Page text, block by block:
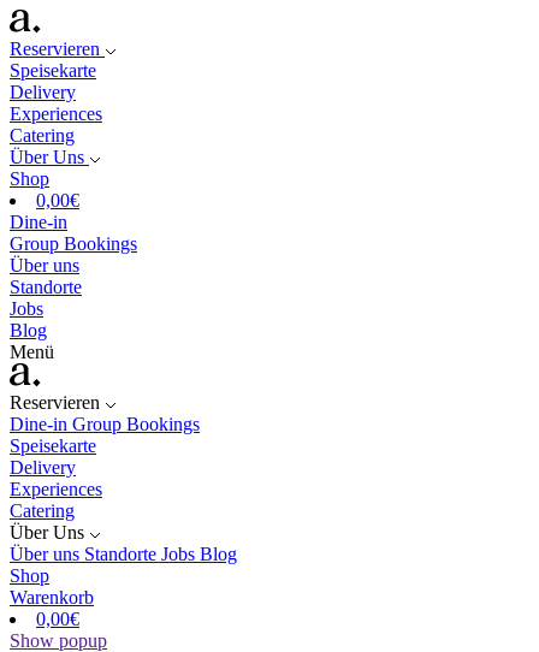
Reservieren
Speisekarte
Delivery
Experiences
Catering
Über Uns
Shop
0,00€
Dine-in
Group Bookings
Über uns
Standorte
Jobs
Blog
Menü
Reservieren
Dine-in Group Bookings
Speisekarte
Delivery
Experiences
Catering
Über Uns
Über uns Standorte Jobs Blog
Shop
Warenkorb
0,00€
Show popup